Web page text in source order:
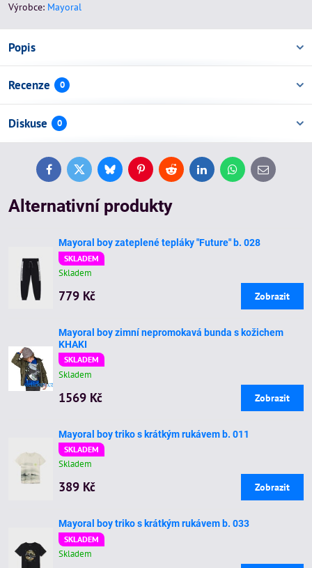
Výrobce: Mayoral
Popis
Recenze 0
Diskuse 0
FacebookTwitterBlueskyPinterestReddit LinkedInWhatsApp
E-
mail
Alternativní produkty
Mayoral boy zateplené tepláky "Future" b. 028
SKLADEM
Skladem
779 Kč Zobrazit
Mayoral boy zimní nepromokavá bunda s kožichem
KHAKI
SKLADEM
Skladem
1569 Kč Zobrazit
Mayoral boy triko s krátkým rukávem b. 011
SKLADEM
Skladem
389 Kč Zobrazit
Mayoral boy triko s krátkým rukávem b. 033
SKLADEM
Skladem